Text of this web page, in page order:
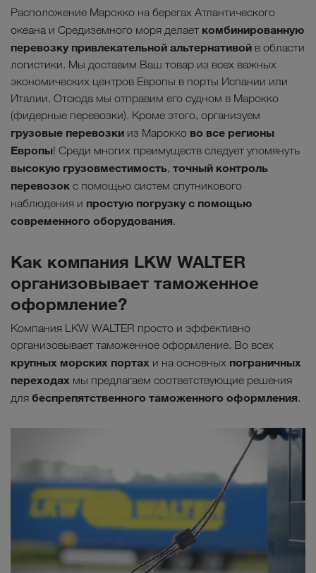
Расположение Марокко на берегах Атлантического
океана и Средиземного моря делает комбинированную
перевозку привлекательной альтернативой в области
логистики. Мы доставим Ваш товар из всех важных
экономических центров Европы в порты Испании или
Италии. Отсюда мы отправим его судном в Марокко
(фидерные перевозки). Кроме этого, организуем
грузовые перевозки из Марокко во все регионы
Европы! Среди многих преимуществ следует упомянуть
высокую грузовместимость, точный контроль
перевозок с помощью систем спутникового
наблюдения и простую погрузку с помощью
современного оборудования.
Как компания LKW WALTER
организовывает таможенное
оформление?
Компания LKW WALTER просто и эффективно
организовывает таможенное оформление. Во всех
крупных морских портах и на основных пограничных
переходах мы предлагаем соответствующие решения
для беспрепятственного таможенного оформления.